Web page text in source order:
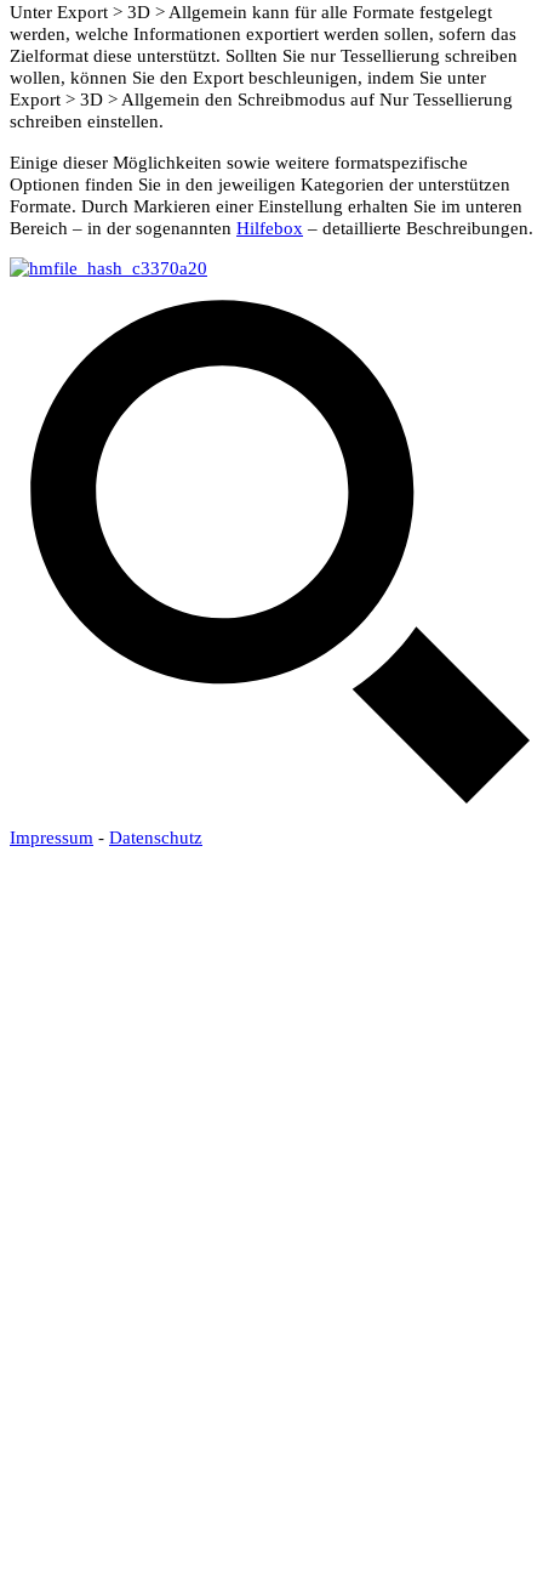
Unter Export > 3D >Allgemein kann für alle Formate festgelegt
werden, welche Informationen exportiert werden sollen, sofern das
Zielformat diese unterstützt. Sollten Sie nur Tessellierung schreiben
wollen, können Sie den Export beschleunigen, indem Sie unter
Export > 3D >Allgemein den Schreibmodus auf Nur Tessellierung
schreiben einstellen.
Einige dieser Möglichkeiten sowie weitere formatspezifische
Optionen finden Sie in den jeweiligen Kategorien der unterstützen
Formate. Durch Markieren einer Einstellung erhalten Sie im unteren
Bereich – in der sogenannten Hilfebox – detaillierte Beschreibungen.
Impressum - Datenschutz